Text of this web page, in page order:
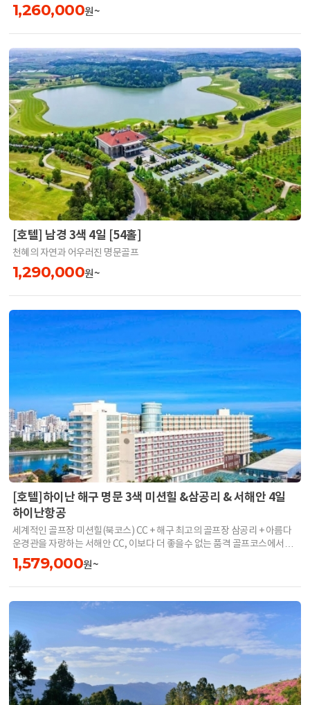
1,260,000원~
[호텔] 남경 3색 4일 [54홀]
천혜의 자연과 어우러진 명문골프
1,290,000원~
[호텔]하이난 해구 명문 3색 미션힐 &삼공리 & 서해안 4일
하이난항공
세계적인 골프장 미션힐(북코스) CC + 해구 최고의 골프장 삼공리 + 아름다
운경관을 자랑하는 서해안 CC, 이보다 더 좋을수 없는 품격 골프코스에서의
라운딩을 즐겨보세요.
1,579,000원~